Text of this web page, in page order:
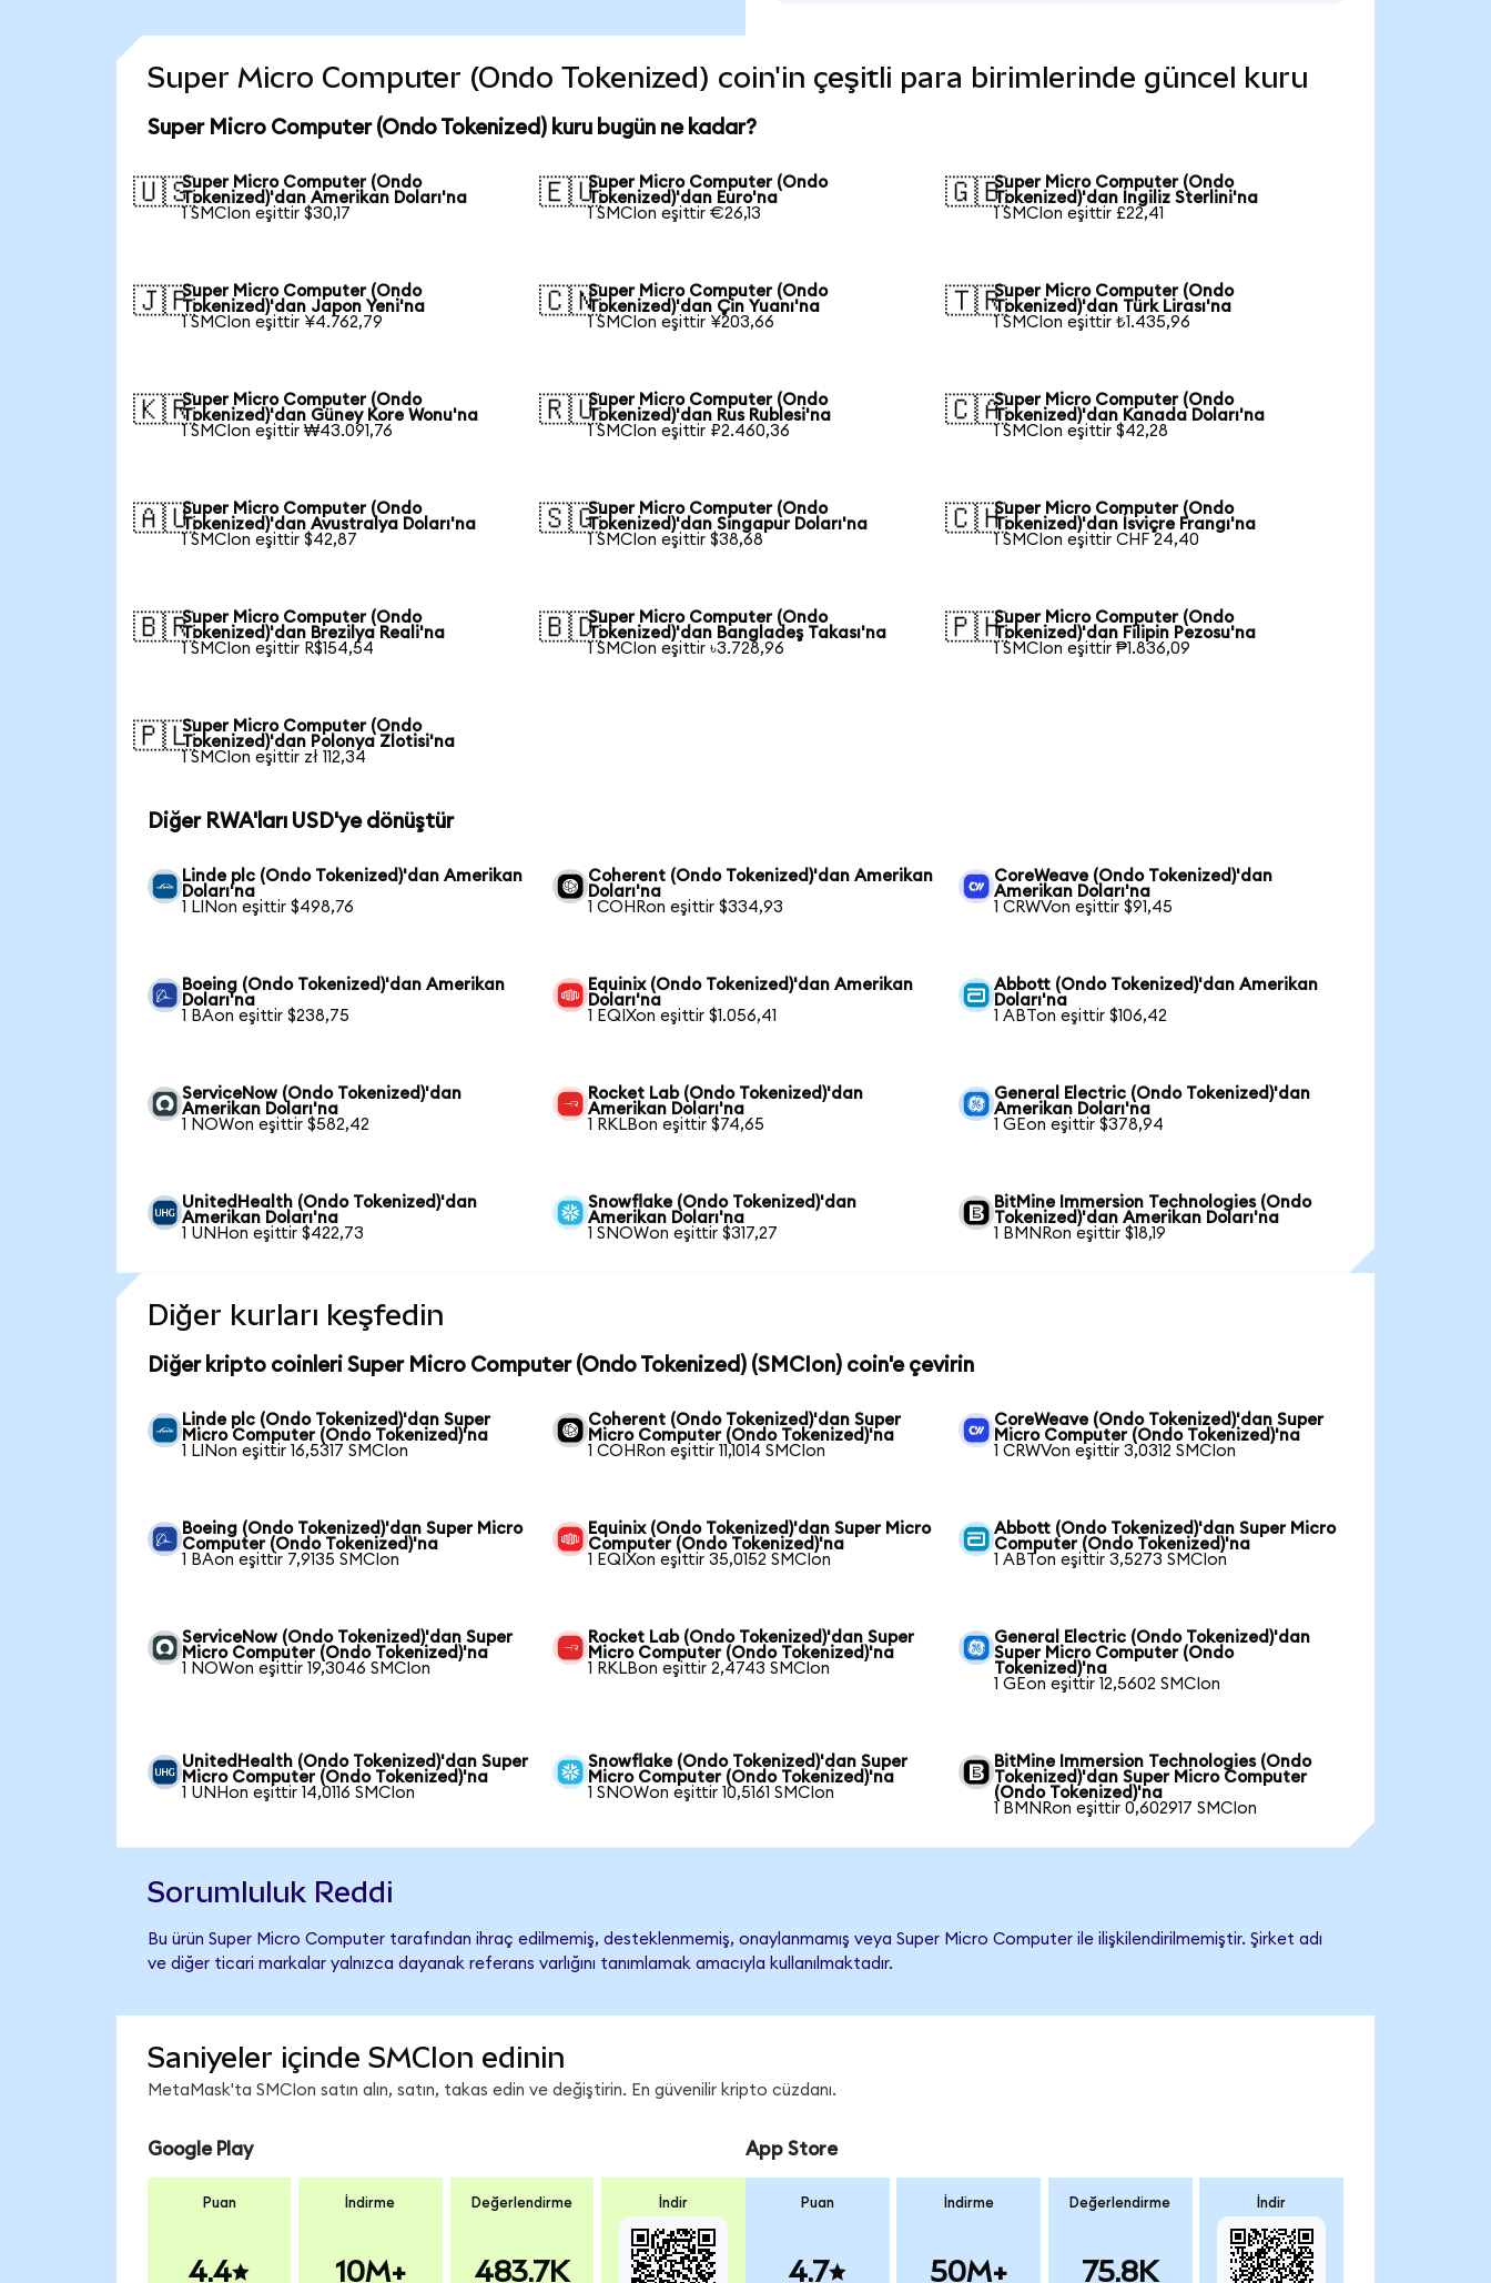
Super Micro Computer (Ondo Tokenized) coin'in çeşitli para birimlerinde güncel kuru
Super Micro Computer (Ondo Tokenized) kuru bugün ne kadar?
🇺🇸Super Micro Computer (Ondo
Tokenized)'dan Amerikan Doları'na
1 SMCIon eşittir $30,17
🇪🇺Super Micro Computer (Ondo
Tokenized)'dan Euro'na
1 SMCIon eşittir €26,13
🇬🇧Super Micro Computer (Ondo
Tokenized)'dan İngiliz Sterlini'na
1 SMCIon eşittir £22,41
🇯🇵Super Micro Computer (Ondo
Tokenized)'dan Japon Yeni'na
1 SMCIon eşittir ¥4.762,79
🇨🇳Super Micro Computer (Ondo
Tokenized)'dan Çin Yuanı'na
1 SMCIon eşittir ¥203,66
🇹🇷Super Micro Computer (Ondo
Tokenized)'dan Türk Lirası'na
1 SMCIon eşittir ₺1.435,96
🇰🇷Super Micro Computer (Ondo
Tokenized)'dan Güney Kore Wonu'na
1 SMCIon eşittir ₩43.091,76
🇷🇺Super Micro Computer (Ondo
Tokenized)'dan Rus Rublesi'na
1 SMCIon eşittir ₽2.460,36
🇨🇦Super Micro Computer (Ondo
Tokenized)'dan Kanada Doları'na
1 SMCIon eşittir $42,28
🇦🇺Super Micro Computer (Ondo
Tokenized)'dan Avustralya Doları'na
1 SMCIon eşittir $42,87
🇸🇬Super Micro Computer (Ondo
Tokenized)'dan Singapur Doları'na
1 SMCIon eşittir $38,68
🇨🇭Super Micro Computer (Ondo
Tokenized)'dan İsviçre Frangı'na
1 SMCIon eşittir CHF 24,40
🇧🇷Super Micro Computer (Ondo
Tokenized)'dan Brezilya Reali'na
1 SMCIon eşittir R$154,54
🇧🇩Super Micro Computer (Ondo
Tokenized)'dan Bangladeş Takası'na
1 SMCIon eşittir ৳3.728,96
🇵🇭Super Micro Computer (Ondo
Tokenized)'dan Filipin Pezosu'na
1 SMCIon eşittir ₱1.836,09
🇵🇱Super Micro Computer (Ondo
Tokenized)'dan Polonya Zlotisi'na
1 SMCIon eşittir zł 112,34
Diğer RWA'ları USD'ye dönüştür
Linde plc (Ondo Tokenized)'dan Amerikan
Doları'na
1 LINon eşittir $498,76
Coherent (Ondo Tokenized)'dan Amerikan
Doları'na
1 COHRon eşittir $334,93
CoreWeave (Ondo Tokenized)'dan
Amerikan Doları'na
1 CRWVon eşittir $91,45
Boeing (Ondo Tokenized)'dan Amerikan
Doları'na
1 BAon eşittir $238,75
Equinix (Ondo Tokenized)'dan Amerikan
Doları'na
1 EQIXon eşittir $1.056,41
Abbott (Ondo Tokenized)'dan Amerikan
Doları'na
1 ABTon eşittir $106,42
ServiceNow (Ondo Tokenized)'dan
Amerikan Doları'na
1 NOWon eşittir $582,42
Rocket Lab (Ondo Tokenized)'dan
Amerikan Doları'na
1 RKLBon eşittir $74,65
General Electric (Ondo Tokenized)'dan
Amerikan Doları'na
1 GEon eşittir $378,94
UnitedHealth (Ondo Tokenized)'dan
Amerikan Doları'na
1 UNHon eşittir $422,73
Snowflake (Ondo Tokenized)'dan
Amerikan Doları'na
1 SNOWon eşittir $317,27
BitMine Immersion Technologies (Ondo
Tokenized)'dan Amerikan Doları'na
1 BMNRon eşittir $18,19
Diğer kurları keşfedin
Diğer kripto coinleri Super Micro Computer (Ondo Tokenized) (SMCIon) coin'e çevirin
Linde plc (Ondo Tokenized)'dan Super
Micro Computer (Ondo Tokenized)'na
1 LINon eşittir 16,5317 SMCIon
Coherent (Ondo Tokenized)'dan Super
Micro Computer (Ondo Tokenized)'na
1 COHRon eşittir 11,1014 SMCIon
CoreWeave (Ondo Tokenized)'dan Super
Micro Computer (Ondo Tokenized)'na
1 CRWVon eşittir 3,0312 SMCIon
Boeing (Ondo Tokenized)'dan Super Micro
Computer (Ondo Tokenized)'na
1 BAon eşittir 7,9135 SMCIon
Equinix (Ondo Tokenized)'dan Super Micro
Computer (Ondo Tokenized)'na
1 EQIXon eşittir 35,0152 SMCIon
Abbott (Ondo Tokenized)'dan Super Micro
Computer (Ondo Tokenized)'na
1 ABTon eşittir 3,5273 SMCIon
ServiceNow (Ondo Tokenized)'dan Super
Micro Computer (Ondo Tokenized)'na
1 NOWon eşittir 19,3046 SMCIon
Rocket Lab (Ondo Tokenized)'dan Super
Micro Computer (Ondo Tokenized)'na
1 RKLBon eşittir 2,4743 SMCIon
General Electric (Ondo Tokenized)'dan
Super Micro Computer (Ondo
Tokenized)'na
1 GEon eşittir 12,5602 SMCIon
UnitedHealth (Ondo Tokenized)'dan Super
Micro Computer (Ondo Tokenized)'na
1 UNHon eşittir 14,0116 SMCIon
Snowflake (Ondo Tokenized)'dan Super
Micro Computer (Ondo Tokenized)'na
1 SNOWon eşittir 10,5161 SMCIon
BitMine Immersion Technologies (Ondo
Tokenized)'dan Super Micro Computer
(Ondo Tokenized)'na
1 BMNRon eşittir 0,602917 SMCIon
Sorumluluk Reddi
Bu ürün Super Micro Computer tarafından ihraç edilmemiş, desteklenmemiş, onaylanmamış veya Super Micro Computer ile ilişkilendirilmemiştir. Şirket adı
ve diğer ticari markalar yalnızca dayanak referans varlığını tanımlamak amacıyla kullanılmaktadır.
Saniyeler içinde SMCIon edinin
MetaMask'ta SMCIon satın alın, satın, takas edin ve değiştirin. En güvenilir kripto cüzdanı.
Google Play
Puan
4.4
İndirme
10M+
Değerlendirme
483.7K
İndir
App Store
Puan
4.7
İndirme
50M+
Değerlendirme
75.8K
İndir